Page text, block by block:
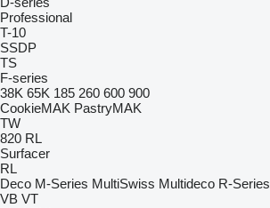
Professional
T-10
SSDP
TS
F-series
38K 65K 185 260 600 900
CookieMAK PastryMAK
TW
820 RL
Surfacer
RL
Deco M-Series MultiSwiss Multideco R-Series
VB VT